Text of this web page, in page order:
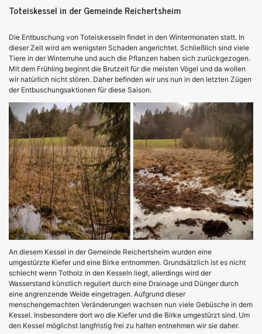
Toteiskessel in der Gemeinde Reichertsheim
Die Entbuschung von Toteiskesseln findet in den Wintermonaten statt. In
dieser Zeit wird am wenigsten Schaden angerichtet. Schließlich sind viele
Tiere in der Winterruhe und auch die Pflanzen haben sich zurückgezogen.
Mit dem Frühling beginnt die Brutzeit für die meisten Vögel und da wollen
wir natürlich nicht stören. Daher befinden wir uns nun in den letzten Zügen
der Entbuschungsaktionen für diese Saison.
An diesem Kessel in der Gemeinde Reichertsheim wurden eine
umgestürzte Kiefer und eine Birke entnommen. Grundsätzlich ist es nicht
schlecht wenn Totholz in den Kesseln liegt, allerdings wird der
Wasserstand künstlich reguliert durch eine Drainage und Dünger durch
eine angrenzende Weide eingetragen. Aufgrund dieser
menschengemachten Veränderungen wachsen nun viele Gebüsche in dem
Kessel. Insbesondere dort wo die Kiefer und die Birke umgestürzt sind. Um
den Kessel möglichst langfristig frei zu halten entnehmen wir sie daher.